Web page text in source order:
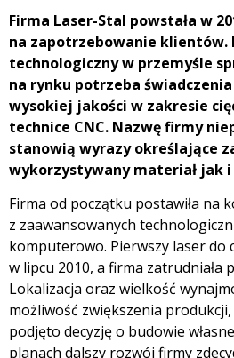
Firma Laser-Stal powstała w
na zapotrzebowanie klientów.
technologiczny w przemyśle
na rynku potrzeba świadczenia
wysokiej jakości w zakresie
technice CNC. Nazwę firmy
stanowią wyrazy określające
wykorzystywany materiał jak
Firma od początku postawiła na
z zaawansowanych
komputerowo. Pierwszy laser do
w lipcu 2010, a firma zatrudniała
Lokalizacja oraz wielkość
możliwość zwiększenia
podjęto decyzję o budowie
planach dalszy rozwój firmy